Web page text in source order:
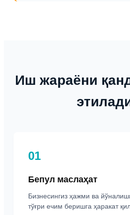
Иш жараёни
01
Бепул маслаҳат
Бизнесингиз ҳажми ва
тўғри ечим беришга ҳаракат